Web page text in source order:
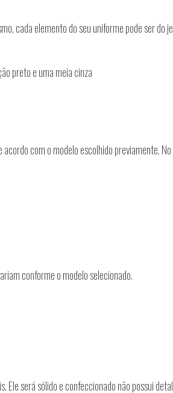
cada elemento do seu uniforme pode ser do
preto e uma meia cinza
com o modelo escolhido previamente.
conforme o modelo selecionado.
Ele será sólido e confeccionado não possui